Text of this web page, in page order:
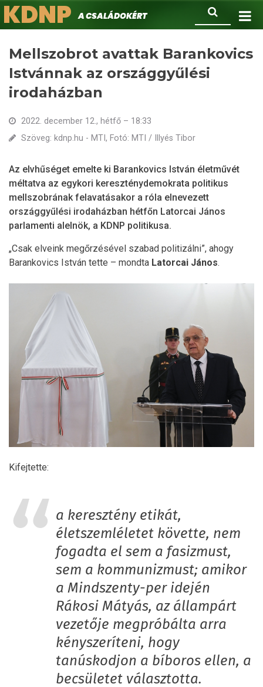
Ugrás
a
Keresés
KDNPA családokért.
Mellszobrot avattak Barankovics
Istvánnak az országgyűlési
irodaházban
2022. december 12., hétfő – 18:33
Szöveg: kdnp.hu - MTI, Fotó: MTI / Illyés Tibor
Az elvhűséget emelte ki Barankovics István életművét
méltatva az egykori kereszténydemokrata politikus
mellszobrának felavatásakor a róla elnevezett
országgyűlési irodaházban hétfőn Latorcai János
parlamenti alelnök, a KDNP politikusa.
„Csak elveink megőrzésével szabad politizálni”, ahogy
Barankovics István tette – mondta Latorcai János.
Kifejtette:
a keresztény etikát,
életszemléletet követte, nem
fogadta el sem a fasizmust,
sem a kommunizmust; amikor
a Mindszenty-per idején
Rákosi Mátyás, az állampárt
vezetője megpróbálta arra
kényszeríteni, hogy
tanúskodjon a bíboros ellen, a
becsületet választotta.